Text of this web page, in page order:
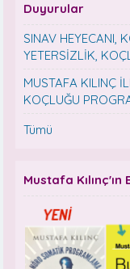
Duyurular
SINAV HEYECANI,
YETERSİZLİK,
MUSTAFA KILINÇ
KOÇLUĞU
Tümü
Mustafa Kılınç'ın